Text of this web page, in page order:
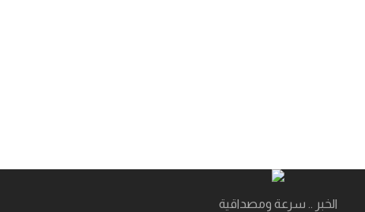
الخبر .. سرعة ومصداقية